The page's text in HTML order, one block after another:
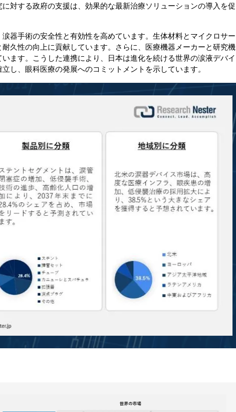
対する政府の支援は、効果的な最新治療ソリューションの導入を促
器手術の安全性と有効性を高めています。生体材料とマイクロサー
久性の向上に貢献しています。さらに、医療機器メーカーと研究機
ます。こうした連携により、日本は進化を続ける世界の涙液デバイ
し、眼科医療の発展へのコミットメントを示しています。